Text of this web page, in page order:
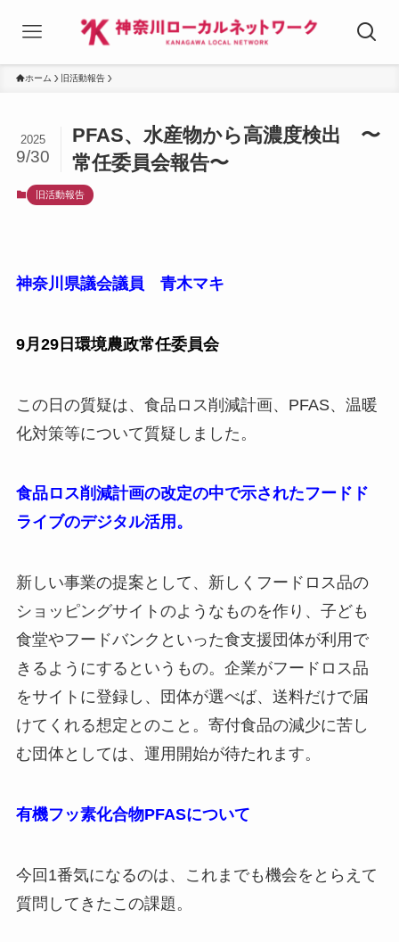
ホーム 旧活動報告
PFAS、水産物から高濃度検出 〜
常任委員会報告〜
2025
9/30
旧活動報告
神奈川県議会議員 青木マキ
9月29日環境農政常任委員会
この日の質疑は、食品ロス削減計画、PFAS、温暖
化対策等について質疑しました。
食品ロス削減計画の改定の中で示されたフードド
ライブのデジタル活用。
新しい事業の提案として、新しくフードロス品の
ショッピングサイトのようなものを作り、子ども
食堂やフードバンクといった食支援団体が利用で
きるようにするというもの。企業がフードロス品
をサイトに登録し、団体が選べば、送料だけで届
けてくれる想定とのこと。寄付食品の減少に苦し
む団体としては、運用開始が待たれます。
有機フッ素化合物PFASについて
今回1番気になるのは、これまでも機会をとらえて
質問してきたこの課題。